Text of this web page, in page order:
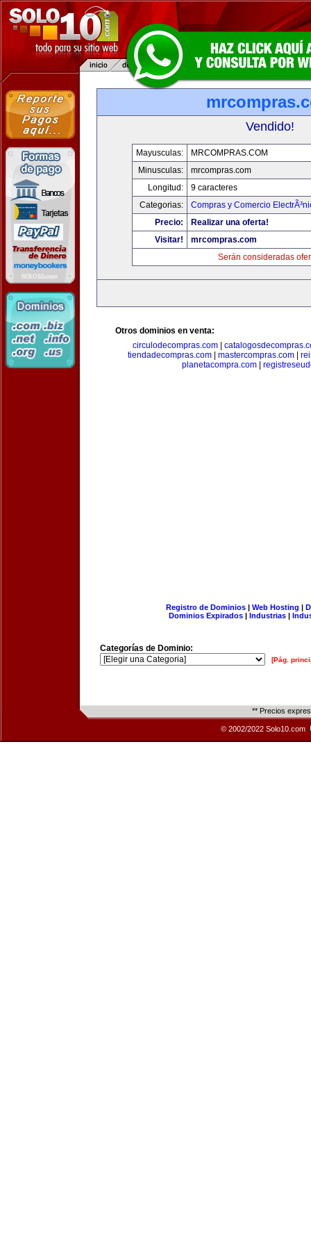
Vendido!
Mayusculas:
MRCOMPRAS.COM
Minusculas:
mrcompras.com
Longitud:
9 caracteres
Categorias:
Compras y Comercio
Precio:
Realizar una oferta!
Visitar!
mrcompras.com
Serán consideradas
Otros dominios en venta:
circulodecompras.com|
tiendadecompras.com| mastercompras.com|
planetacompra.com
Registro de Dominios| Web Hosting |
Dominios Expirados | Industrias |
Categorías de Dominio:
[Pág.
** Precios
© 2002/2022 Solo10.com